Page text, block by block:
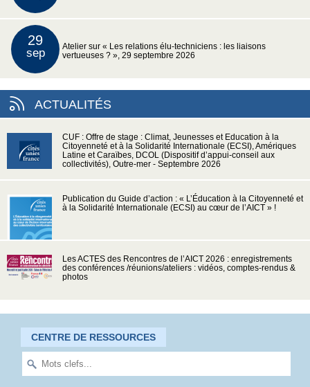
29
sep
Atelier sur « Les relations élu-techniciens : les liaisons
vertueuses ? », 29 septembre 2026
ACTUALITÉS
CUF : Offre de stage : Climat, Jeunesses et Education à la
Citoyenneté et à la Solidarité Internationale (ECSI), Amériques
Latine et Caraïbes, DCOL (Dispositif d’appui-conseil aux
collectivités), Outre-mer - Septembre 2026
Publication du Guide d’action : « L’Éducation à la Citoyenneté et
à la Solidarité Internationale (ECSI) au cœur de l’AICT » !
Les ACTES des Rencontres de l’AICT 2026 : enregistrements
des conférences /réunions/ateliers : vidéos, comptes-rendus &
photos
CENTRE DE RESSOURCES